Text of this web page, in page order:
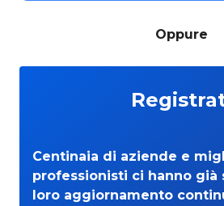
Oppure
Centinaia di aziende e
professionisti ci hanno già
loro aggiornamento